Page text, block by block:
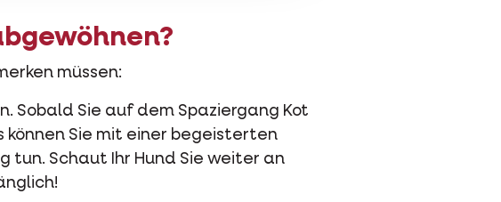
müssen:
Sobald Sie auf dem Spaziergang Kot
können Sie mit einer begeisterten
tun. Schaut Ihr Hund Sie weiter an